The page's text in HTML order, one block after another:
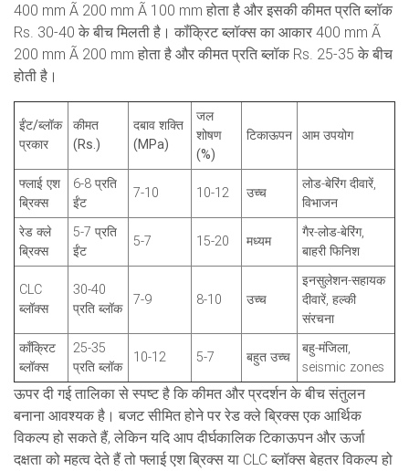
400 mm Ã 200 mm Ã 100 mm होता है और इसकी कीमत प्रति ब्लॉक
Rs. 30-40 के बीच मिलती है। कॉंक्रिट ब्लॉक्स का आकार 400 mm Ã
200 mm Ã 200 mm होता है और कीमत प्रति ब्लॉक Rs. 25-35 के बीच
होती है।
ईंट/ब्लॉक
प्रकार
कीमत
(Rs.)
दबाव शक्ति
(MPa)
जल
शोषण
(%)
टिकाऊपन आम उपयोग
फ्लाई एश
ब्रिक्स
6-8 प्रति
ईंट
7-10 10-12 उच्च
लोड-बेरिंग दीवारें,
विभाजन
रेड क्ले
ब्रिक्स
5-7 प्रति
ईंट
5-7 15-20 मध्यम
गैर-लोड-बेरिंग,
बाहरी फिनिश
CLC
ब्लॉक्स
30-40
प्रति ब्लॉक
7-9 8-10 उच्च
इनसुलेशन-सहायक
दीवारें, हल्की
संरचना
कॉंक्रिट
ब्लॉक्स
25-35
प्रति ब्लॉक
10-12 5-7 बहुत उच्च
बहु-मंजिला,
seismic zones
ऊपर दी गई तालिका से स्पष्ट है कि कीमत और प्रदर्शन के बीच संतुलन
बनाना आवश्यक है। बजट सीमित होने पर रेड क्ले ब्रिक्स एक आर्थिक
विकल्प हो सकते हैं, लेकिन यदि आप दीर्घकालिक टिकाऊपन और ऊर्जा
दक्षता को महत्व देते हैं तो फ्लाई एश ब्रिक्स या CLC ब्लॉक्स बेहतर विकल्प हो